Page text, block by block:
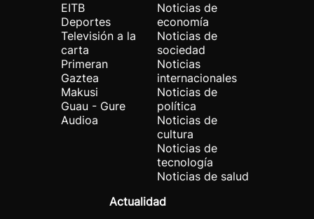
EITB
Deportes
Televisión a la
carta
Primeran
Gaztea
Makusi
Guau - Gure
Audioa
Noticias de
economía
Noticias de
sociedad
Noticias
internacionales
Noticias de
política
Noticias de
cultura
Noticias de
tecnología
Noticias de salud
Actualidad